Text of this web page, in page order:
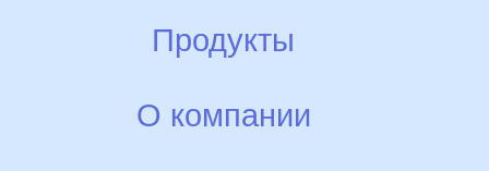
Идея
Продукты
Смеси НЭННИ
О компании